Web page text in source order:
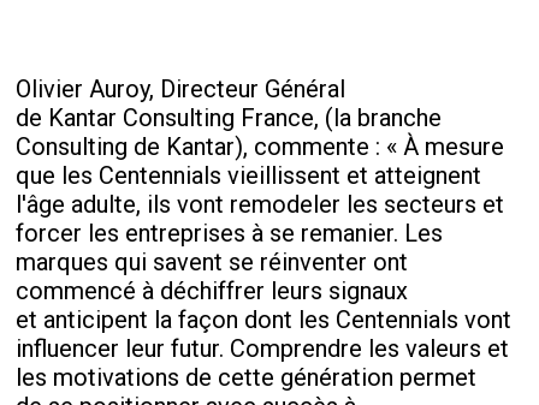
Olivier Auroy, Directeur Général
de Kantar Consulting France, (la branche
Consulting de Kantar), commente : « À mesure
que les Centennials vieillissent et atteignent
l'âge adulte, ils vont remodeler les secteurs et
forcer les entreprises à se remanier. Les
marques qui savent se réinventer ont
commencé à déchiffrer leurs signaux
et anticipent la façon dont les Centennials vont
influencer leur futur. Comprendre les valeurs et
les motivations de cette génération permet